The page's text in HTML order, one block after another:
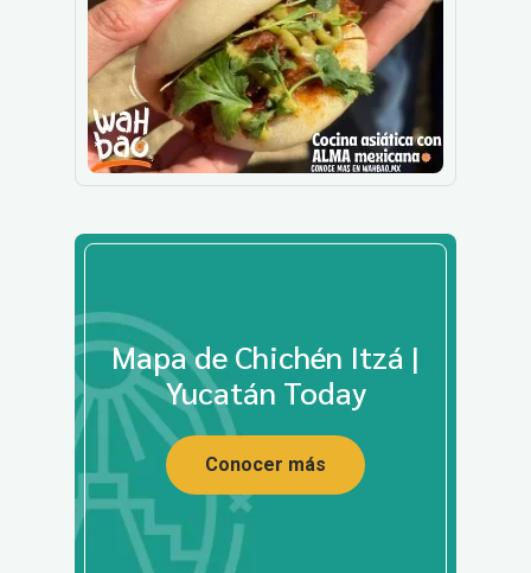
Mapa de Chichén Itzá |
Yucatán Today
Conocer más